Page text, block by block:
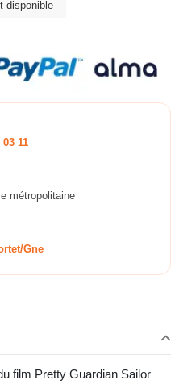
03 11
métropolitaine
Gne
film Pretty Guardian Sailor